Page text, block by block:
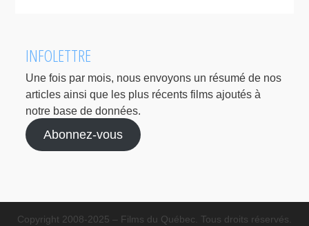
INFOLETTRE
Une fois par mois, nous envoyons un résumé de nos
articles ainsi que les plus récents films ajoutés à
notre base de données.
Abonnez-vous
Copyright 2008-2025 – Films du Québec. Tous droits réservés.